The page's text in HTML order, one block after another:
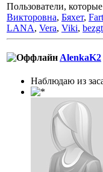
Пользователи,
Викторовна, Бяхет,
LANA, Vera, Viki,
AlenkaK2
Наблюдаю из